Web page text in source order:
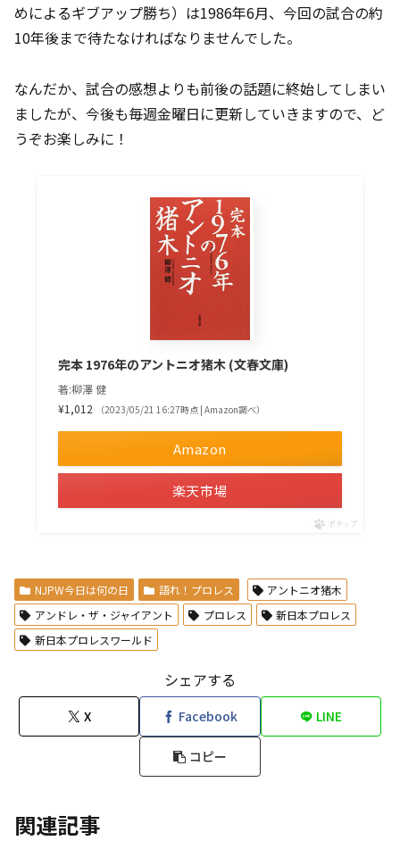
めによるギブアップ勝ち）は1986年6月、今回の試合の約
10年後まで待たなければなりませんでした。
なんだか、試合の感想よりも前後の話題に終始してしまい
ましたが、今後も毎週金曜日に更新していきますので、ど
うぞお楽しみに！
完本 1976年のアントニオ猪木 (文春文庫)
著:柳澤 健
¥1,012
（2023/05/21 16:27時点 | Amazon調べ）
Amazon
楽天市場
ポチップ
NJPW今日は何の日 語れ！プロレス
アントニオ猪木
アンドレ・ザ・ジャイアント
プロレス
新日本プロレス
新日本プロレスワールド
シェアする
X Facebook LINE
コピー
関連記事